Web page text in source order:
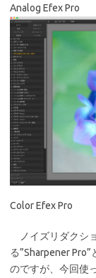
Analog Efex Pro
Color Efex Pro
ノイズリダクシ
る”Sharpener
のですが、今回使